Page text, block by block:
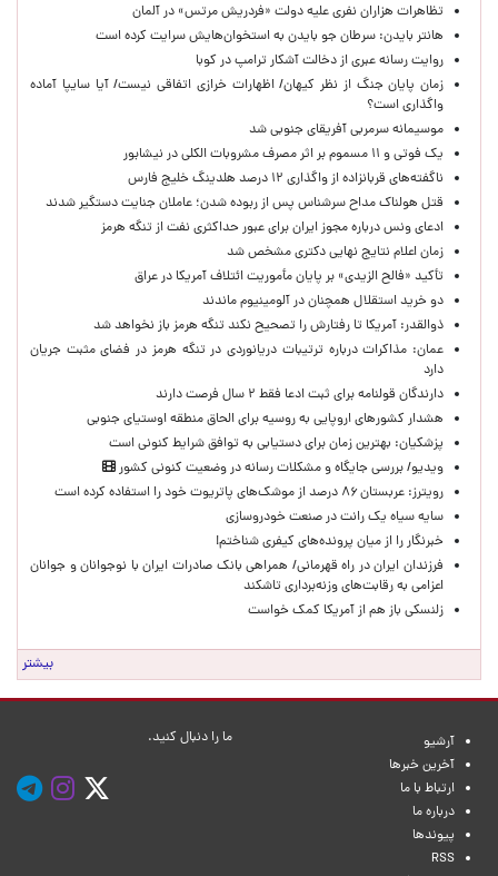
تظاهرات هزاران نفری علیه دولت «فردریش مرتس» در آلمان
هانتر بایدن: سرطان جو بایدن به استخوان‌هایش سرایت کرده است
روایت رسانه عبری از دخالت آشکار ترامپ در کوبا
زمان پایان جنگ از نظر کیهان/ اظهارات خرازی اتفاقی نیست/ آیا سایپا آماده
واگذاری است؟
موسیمانه سرمربی آفریقای جنوبی شد
یک فوتی و ۱۱ مسموم بر اثر مصرف مشروبات الکلی در نیشابور
ناگفته‌های قربانزاده از واگذاری ۱۲ درصد هلدینگ خلیج فارس
قتل هولناک مداح سرشناس پس از ربوده شدن؛ عاملان جنایت دستگیر شدند
ادعای ونس درباره مجوز ایران برای عبور حداکثری نفت از تنگه هرمز
زمان اعلام نتایج نهایی دکتری مشخص شد
تأکید «فالح الزیدی» بر پایان مأموریت ائتلاف آمریکا در عراق
دو خرید استقلال همچنان در آلومینیوم ماندند
ذوالقدر: آمریکا تا رفتارش را تصحیح نکند تنگه هرمز باز نخواهد شد
عمان: مذاکرات درباره ترتیبات دریانوردی در تنگه هرمز در فضای مثبت جریان
دارد
دارندگان قولنامه برای ثبت ادعا فقط ۲ سال فرصت دارند
هشدار کشورهای اروپایی به روسیه برای الحاق منطقه اوستیای جنوبی
پزشکیان‌: بهترین زمان برای دستیابی به توافق شرایط کنونی است
ویدیو/ بررسی جایگاه و مشکلات رسانه در وضعیت کنونی کشور
رویترز: عربستان ۸۶ درصد از موشک‌های پاتریوت خود را استفاده کرده است
سایه سیاه یک رانت در صنعت خودروسازی
خبرنگار را از میان پرونده‌های کیفری شناختم!
​فرزندان ایران در راه قهرمانی/ همراهی بانک صادرات ایران با نوجوانان و جوانان
اعزامی به رقابت‌های وزنه‌برداری تاشکند
زلنسکی باز هم از آمریکا کمک خواست
بیشتر
آرشیو
آخرین خبرها
ارتباط با ما
درباره ما
پیوندها
RSS
ما را دنبال کنید.